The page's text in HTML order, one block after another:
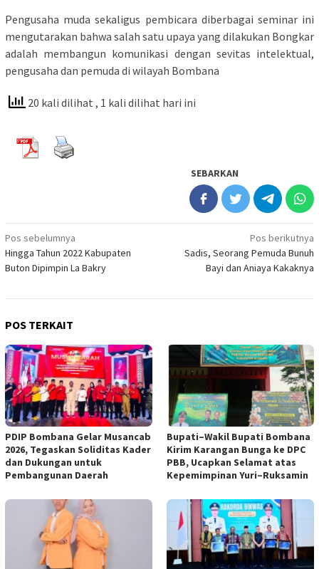
Pengusaha muda sekaligus pembicara diberbagai seminar ini
mengutarakan bahwa salah satu upaya yang dilakukan Bongkar
adalah membangun komunikasi dengan sevitas intelektual,
pengusaha dan pemuda di wilayah Bombana
20 kali dilihat , 1 kali dilihat hari ini
SEBARKAN
Navigasi
pos
Pos sebelumnya
Hingga Tahun 2022 Kabupaten
Buton Dipimpin La Bakry
Pos berikutnya
Sadis, Seorang Pemuda Bunuh
Bayi dan Aniaya Kakaknya
POS TERKAIT
PDIP Bombana Gelar Musancab
2026, Tegaskan Soliditas Kader
dan Dukungan untuk
Pembangunan Daerah
Bupati–Wakil Bupati Bombana
Kirim Karangan Bunga ke DPC
PBB, Ucapkan Selamat atas
Kepemimpinan Yuri–Ruksamin